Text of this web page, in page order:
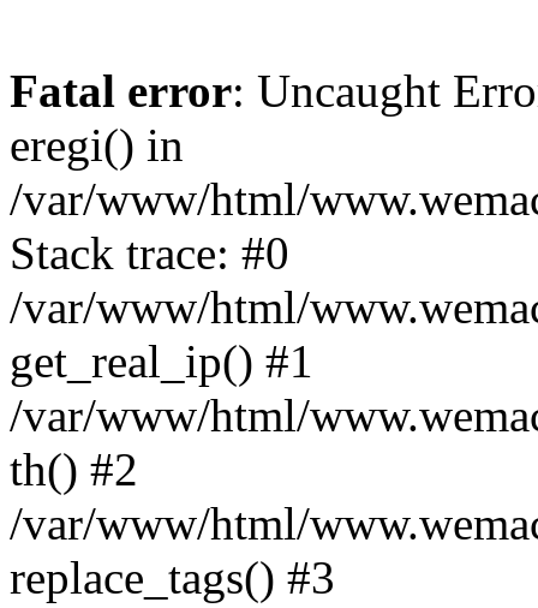
Fatal error: Uncaught
eregi() in
/var/www/html/
Stack trace: #0
/var/www/html/
get_real_ip() #1
/var/www/html/
th() #2
/var/www/html/
replace_tags() #3